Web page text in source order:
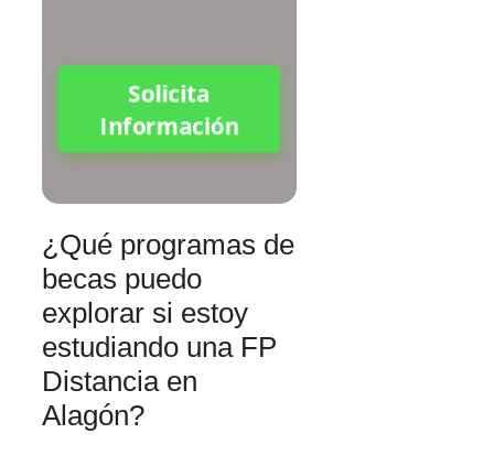
Solicita
Información
¿Qué programas de
becas puedo
explorar si estoy
estudiando una FP
Distancia en
Alagón?